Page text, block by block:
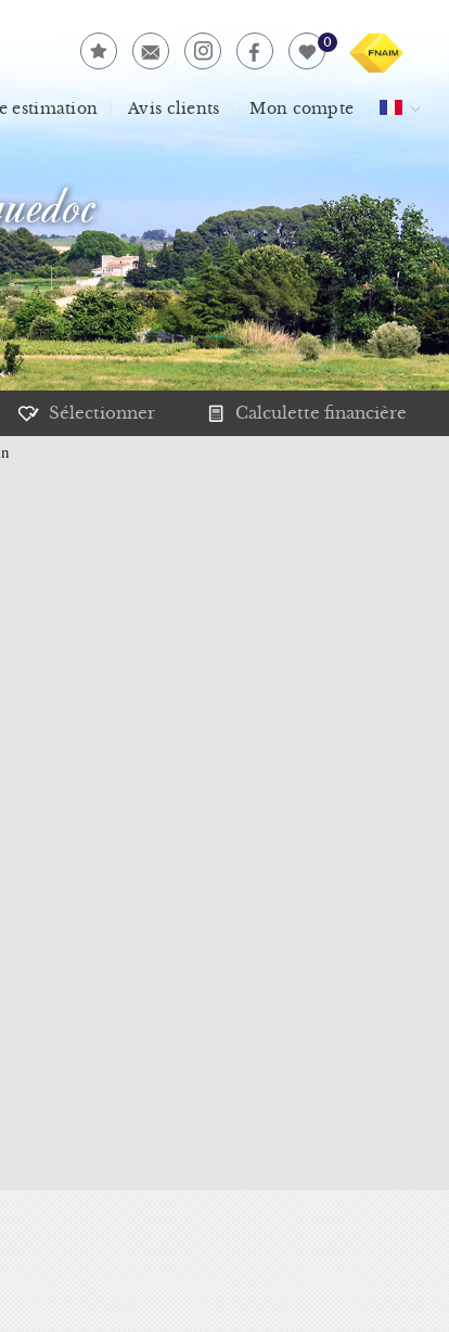
0
estimation Avis clients Mon compte
Sélectionner Calculette financière